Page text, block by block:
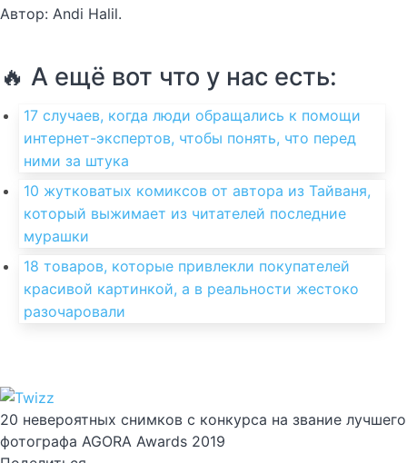
Автор: Andi Halil.
🔥 А ещё вот что у нас есть:
17 случаев, когда люди обращались к помощи
интернет-экспертов, чтобы понять, что перед
ними за штука
10 жутковатых комиксов от автора из Тайваня,
который выжимает из читателей последние
мурашки
18 товаров, которые привлекли покупателей
красивой картинкой, а в реальности жестоко
разочаровали
20 невероятных снимков с конкурса на звание лучшего
фотографа AGORA Awards 2019